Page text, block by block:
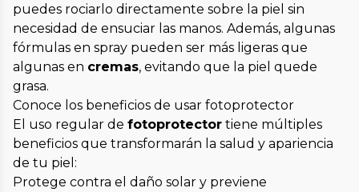
puedes rociarlo directamente sobre la piel sin
necesidad de ensuciar las manos. Además, algunas
fórmulas en spray pueden ser más ligeras que
algunas en cremas, evitando que la piel quede
grasa.
Conoce los beneficios de usar fotoprotector
El uso regular de fotoprotector tiene múltiples
beneficios que transformarán la salud y apariencia
de tu piel:
Protege contra el daño solar y previene